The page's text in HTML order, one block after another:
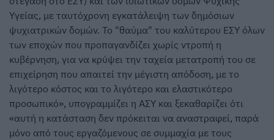
Υγείας, με ταυτόχρονη εγκατάλειψη των δημόσιων
ψυχιατρικών δομών. Το "θαύμα" του καλύτερου ΕΣΥ όλων
των εποχών που προπαγανδίζει χωρίς ντροπή η
κυβέρνηση, για να κρύψει την ταχεία μετατροπή του σε
επιχείρηση που απαιτεί την μέγιστη απόδοση, με το
λιγότερο κόστος και το λιγότερο και ελαστικότερο
προσωπικό», υπογραμμίζει η ΑΣΥ και ξεκαθαρίζει ότι
«αυτή η κατάσταση δεν πρόκειται να αναστραφεί, παρά
μόνο από τους εργαζόμενους σε συμμαχία με τους